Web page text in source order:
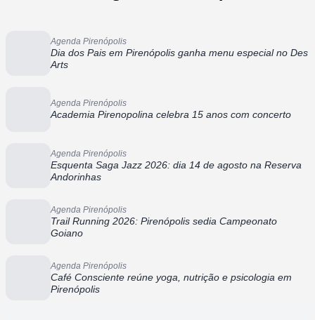
Agenda Pirenópolis
Dia dos Pais em Pirenópolis ganha menu especial no Des
Arts
Agenda Pirenópolis
Academia Pirenopolina celebra 15 anos com concerto
Agenda Pirenópolis
Esquenta Saga Jazz 2026: dia 14 de agosto na Reserva
Andorinhas
Agenda Pirenópolis
Trail Running 2026: Pirenópolis sedia Campeonato
Goiano
Agenda Pirenópolis
Café Consciente reúne yoga, nutrição e psicologia em
Pirenópolis